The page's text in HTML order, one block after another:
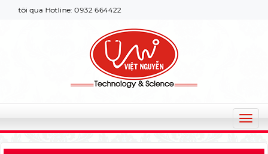
qua Hotline: 0932 664422
T
o